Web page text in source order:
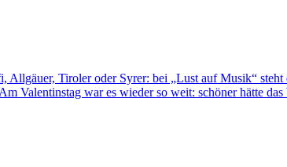
Tiroler oder Syrer: bei „Lust auf Musik“
Valentinstag war es wieder so weit: schöner hätte